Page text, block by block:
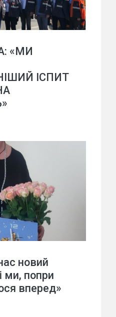
«МИ
ІСПИТ
новий
ми, попри
вперед»